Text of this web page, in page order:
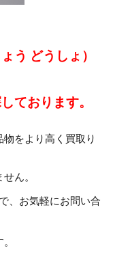
う どうしょ）
ております。
をより高く買取り
ん。
、お気軽にお問い合